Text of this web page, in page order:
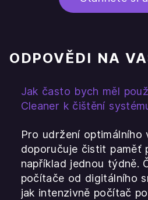
ODPOVĚDI NA
Jak často bych měl
Cleaner k čištění
Pro udržení optimálního
doporučuje čistit paměť
například jednou týdně.
počítače od digitálního
jak intenzivně počítač